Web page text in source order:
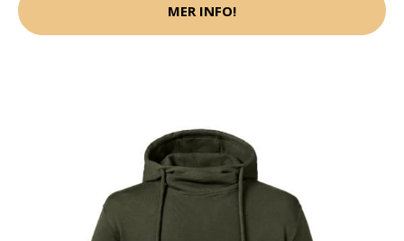
MER INFO!